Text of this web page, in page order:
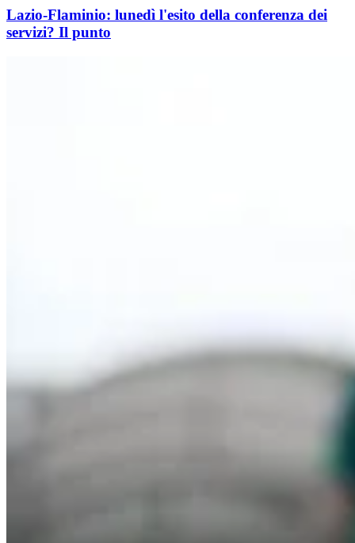
Lazio-Flaminio: lunedì l'esito della conferenza dei
servizi? Il punto